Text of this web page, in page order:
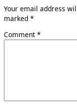
Your email address
marked *
Comment *